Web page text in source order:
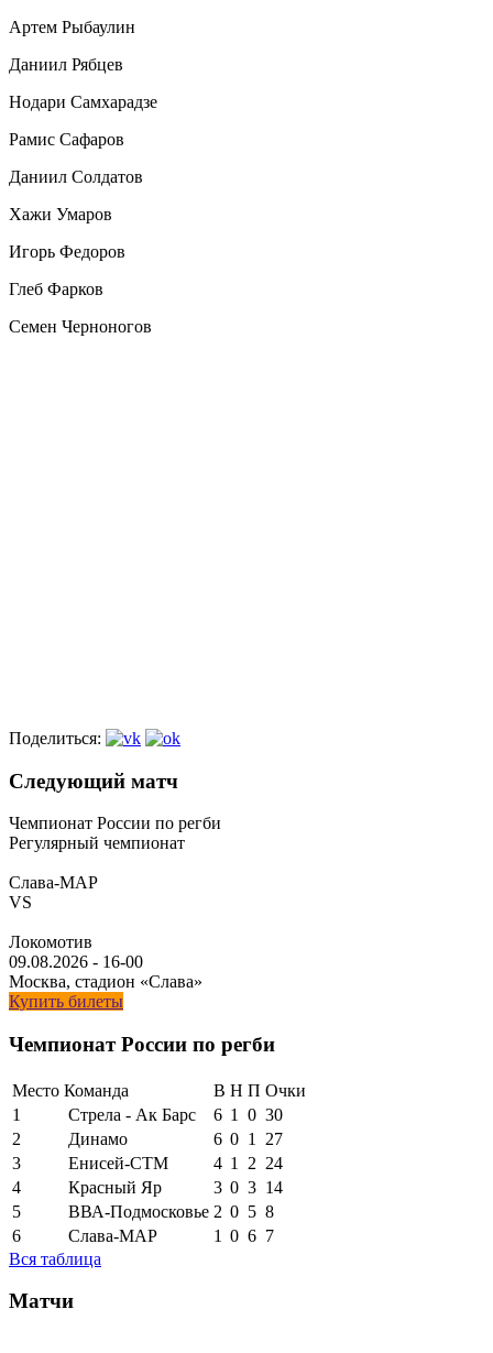
Артем Рыбаулин
Даниил Рябцев
Нодари Самхарадзе
Рамис Сафаров
Даниил Солдатов
Хажи Умаров
Игорь Федоров
Глеб Фарков
Семен Черноногов
Поделиться:
Следующий матч
Чемпионат России по регби
Регулярный чемпионат
Слава-МАР
VS
Локомотив
09.08.2026 - 16-00
Москва, стадион «Слава»
Купить билеты
Чемпионат России по регби
Место Команда В Н П Очки
1
Стрела - Ак Барс 6 1 0 30
2
Динамо 6 0 1
27
3
Енисей-СТМ 4 1 2 24
4
Красный Яр 3 0 3 14
5
ВВА-Подмосковье 2 0 5 8
6
Слава-МАР 1 0 6 7
Вся таблица
Матчи